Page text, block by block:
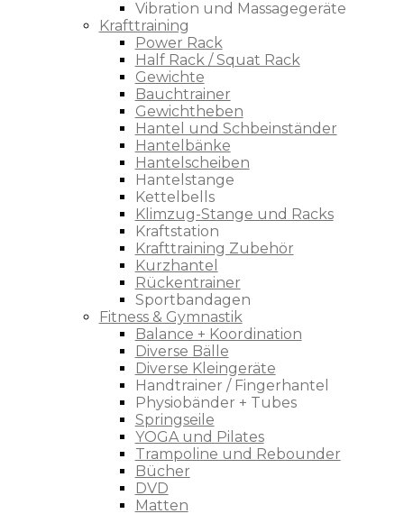
Vibration und Massagegeräte
Krafttraining
Power Rack
Half Rack / Squat Rack
Gewichte
Bauchtrainer
Gewichtheben
Hantel und Schbeinständer
Hantelbänke
Hantelscheiben
Hantelstange
Kettelbells
Klimzug-Stange und Racks
Kraftstation
Krafttraining Zubehör
Kurzhantel
Rückentrainer
Sportbandagen
Fitness & Gymnastik
Balance + Koordination
Diverse Bälle
Diverse Kleingeräte
Handtrainer / Fingerhantel
Physiobänder + Tubes
Springseile
YOGA und Pilates
Trampoline und Rebounder
Bücher
DVD
Matten